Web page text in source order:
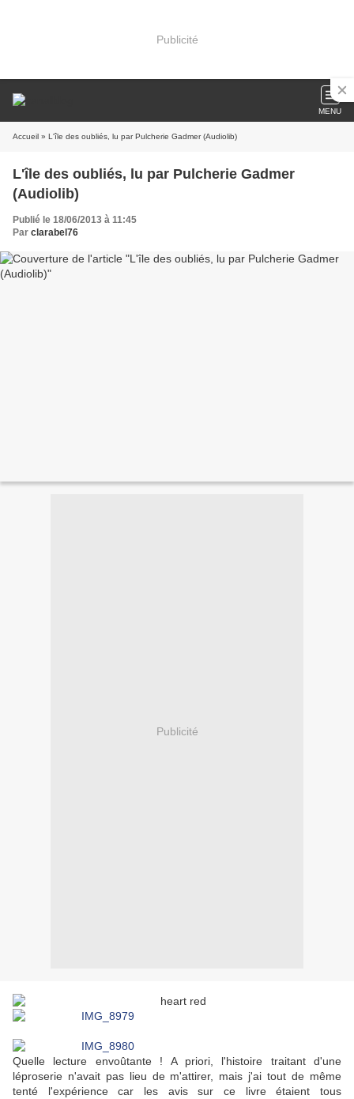
Publicité
MENU
Accueil » L'île des oubliés, lu par Pulcherie Gadmer (Audiolib)
L'île des oubliés, lu par Pulcherie Gadmer
(Audiolib)
Publié le 18/06/2013 à 11:45
Par clarabel76
Publicité
Quelle lecture envoûtante ! A priori, l'histoire traitant d'une
léproserie n'avait pas lieu de m'attirer, mais j'ai tout de même
tenté l'expérience car les avis sur ce livre étaient tous